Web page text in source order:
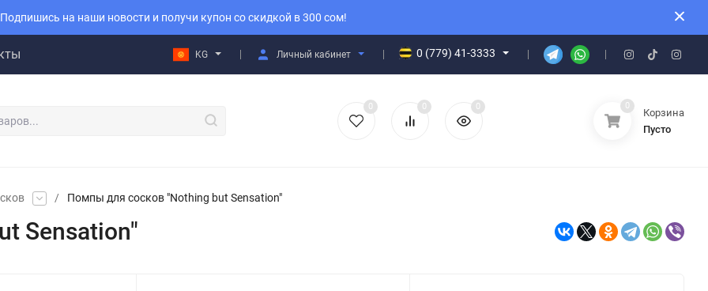
Подпишись на наши новости и получи купон со скидкой в 300 сом!
KG Личный кабинет 0 (779) 41-3333
0 0 0 0
Корзина
Пусто
/ Помпы для сосков "Nothing but Sensation"
Sensation"